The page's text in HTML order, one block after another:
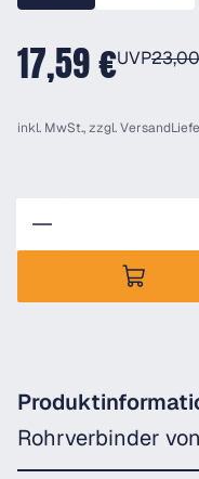
17,59 €UVP
inkl. MwSt., zzgl.Versand
Rohrverbinder